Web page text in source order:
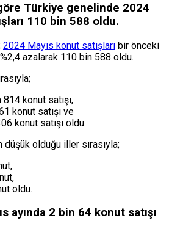
Türkiye genelinde 2024
110 bin 588 oldu.
2024 Mayıs konut satışları bir önceki
%2,4 azalarak 110 bin 588 oldu.
814 konut satışı,
konut satışı ve
konut satışı oldu.
düşük olduğu iller sırasıyla;
oldu.
ayında 2 bin 64 konut satışı